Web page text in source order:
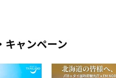
キャンペーン